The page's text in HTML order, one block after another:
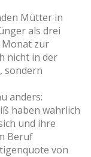
Mütter in
als drei
Monat zur
nicht in der
sondern
anders:
haben wahrlich
und ihre
Beruf
von